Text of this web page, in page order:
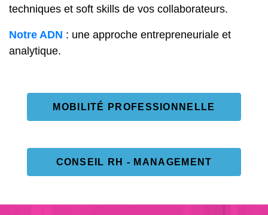
techniques et soft skills de vos collaborateurs.
Notre ADN : une approche entrepreneuriale et
analytique.
MOBILITÉ PROFESSIONNELLE
CONSEIL RH - MANAGEMENT